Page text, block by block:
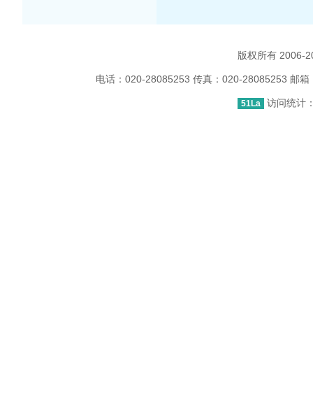
版权所有 2006-
电话：020-28085253 传真：020-28085253 邮
51La 访问统计